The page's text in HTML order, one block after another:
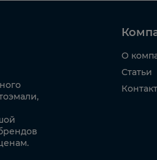
О
Статьи